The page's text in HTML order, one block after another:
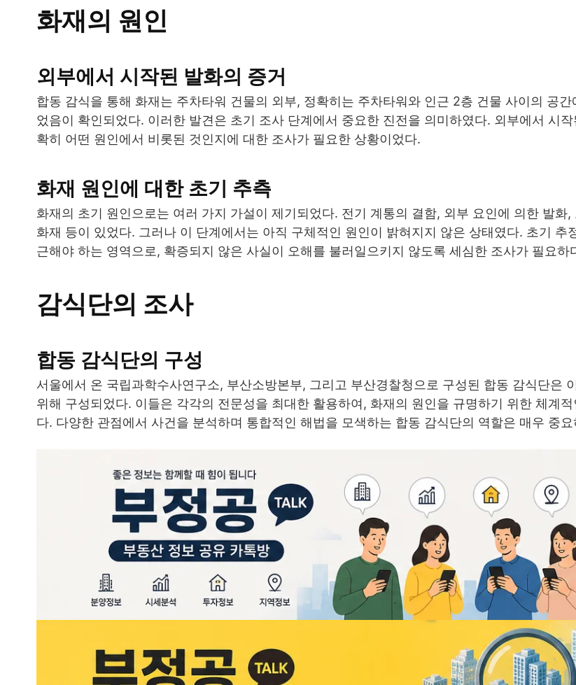
화재의 원인
외부에서 시작된 발화의 증거
합동 감식을 통해 화재는 주차타워 건물의 외부, 정확히는 주차타워와 인근 2층 건물 사이의 공간
었음이 확인되었다. 이러한 발견은 초기 조사 단계에서 중요한 진전을 의미하였다. 외부에서 시
확히 어떤 원인에서 비롯된 것인지에 대한 조사가 필요한 상황이었다.
화재 원인에 대한 초기 추측
화재의 초기 원인으로는 여러 가지 가설이 제기되었다. 전기 계통의 결함, 외부 요인에 의한 발화
화재 등이 있었다. 그러나 이 단계에서는 아직 구체적인 원인이 밝혀지지 않은 상태였다. 초기 추
근해야 하는 영역으로, 확증되지 않은 사실이 오해를 불러일으키지 않도록 세심한 조사가 필요하
감식단의 조사
합동 감식단의 구성
서울에서 온 국립과학수사연구소, 부산소방본부, 그리고 부산경찰청으로 구성된 합동 감식단은
위해 구성되었다. 이들은 각각의 전문성을 최대한 활용하여, 화재의 원인을 규명하기 위한 체계
다. 다양한 관점에서 사건을 분석하며 통합적인 해법을 모색하는 합동 감식단의 역할은 매우 중요